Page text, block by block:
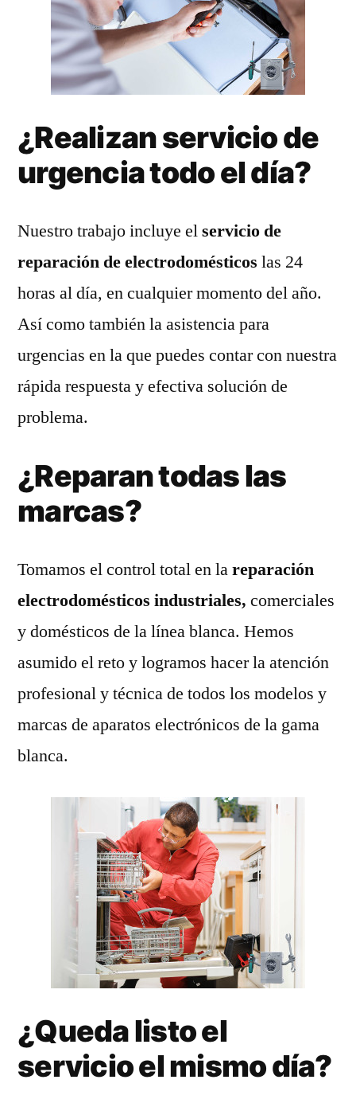
¿Realizan servicio de
urgencia todo el día?
Nuestro trabajo incluye elservicio de
reparación de electrodomésticos las 24
horas al día, en cualquier momento del año.
Así como también la asistencia para
urgencias en la que puedes contar con nuestra
rápida respuesta y efectiva solución de
problema.
¿Reparan todas las
marcas?
Tomamos el control total en lareparación
electrodomésticos industriales, comerciales
y domésticos de la línea blanca. Hemos
asumido el reto y logramos hacer la atención
profesional y técnica de todos los modelos y
marcas de aparatos electrónicos de la gama
blanca.
¿Queda listo el
servicio el mismo día?